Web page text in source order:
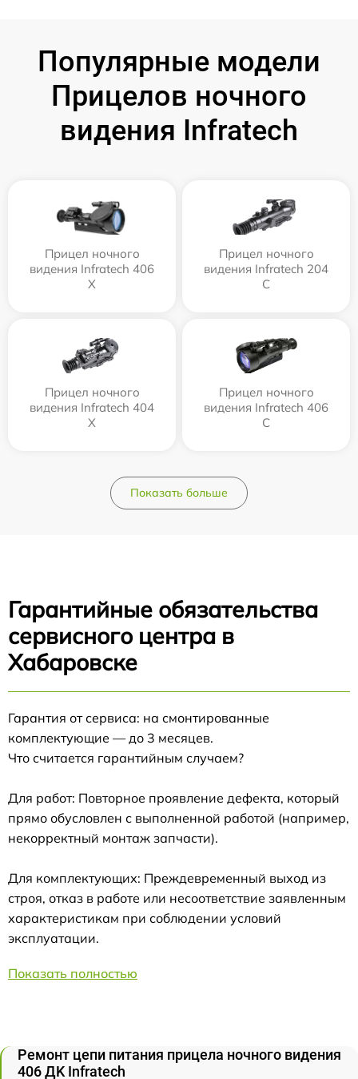
Популярные модели
Прицелов ночного
видения Infratech
Прицел ночного
видения Infratech 406
Х
Прицел ночного
видения Infratech 204
С
Прицел ночного
видения Infratech 404
Х
Прицел ночного
видения Infratech 406
С
Показать больше
Гарантийные обязательства
сервисного центра в
Хабаровске
Гарантия от сервиса: на смонтированные
комплектующие — до 3 месяцев.
Что считается гарантийным случаем?
Для работ: Повторное проявление дефекта, который
прямо обусловлен с выполненной работой (например,
некорректный монтаж запчасти).
Для комплектующих: Преждевременный выход из
строя, отказ в работе или несоответствие заявленным
характеристикам при соблюдении условий
эксплуатации.
Показать полностью
Ремонт цепи питания прицела ночного видения
406 ДK Infratech